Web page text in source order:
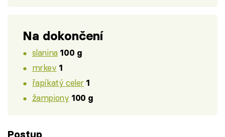
Na dokončení
slanina 100 g
mrkev 1
řapíkatý celer 1
žampiony 100 g
Postup